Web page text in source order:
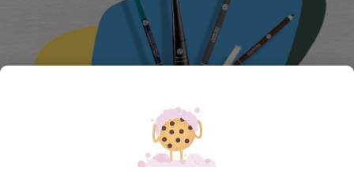
producto(s) encontrado(s)